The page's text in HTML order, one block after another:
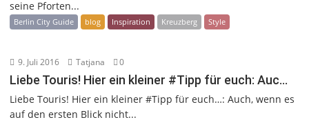
seine Pforten...
Berlin City Guide blog Inspiration Kreuzberg Style
9. Juli 2016 Tatjana 0
Liebe Touris! Hier ein kleiner #Tipp für euch: Auc…
Liebe Touris! Hier ein kleiner #Tipp für euch…: Auch, wenn es
auf den ersten Blick nicht...